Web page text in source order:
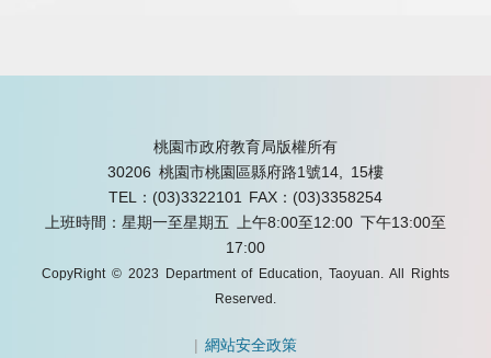
桃園市政府教育局版權所有
30206 桃園市桃園區縣府路1號14, 15樓
TEL：(03)3322101
FAX：(03)3358254
上班時間：星期一至星期五 上午8:00至12:00 下午13:00至
17:00
CopyRight © 2023 Department of Education, Taoyuan. All Rights
Reserved.
|網站安全政策